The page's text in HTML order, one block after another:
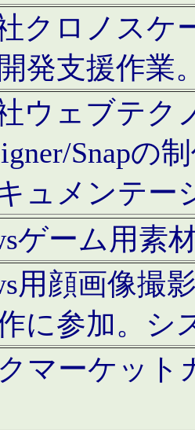
クロノスケ
発支援作業
ウェブテク
Snapの
ュメンテー
ゲーム用素
用顔画像撮
に参加。シ
マーケット